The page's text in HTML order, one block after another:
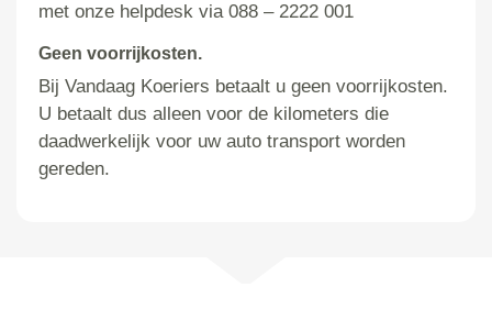
met onze helpdesk via 088 – 2222 001
Geen voorrijkosten.
Bij Vandaag Koeriers betaalt u geen voorrijkosten.
U betaalt dus alleen voor de kilometers die
daadwerkelijk voor uw auto transport worden
gereden.